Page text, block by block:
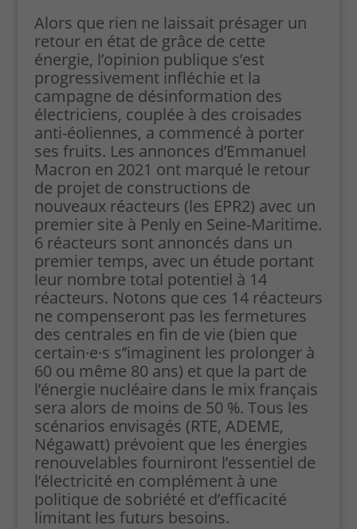
Alors que rien ne laissait présager un
retour en état de grâce de cette
énergie, l’opinion publique s’est
progressivement infléchie et la
campagne de désinformation des
électriciens, couplée à des croisades
anti-éoliennes, a commencé à porter
ses fruits. Les annonces d’Emmanuel
Macron en 2021 ont marqué le retour
de projet de constructions de
nouveaux réacteurs (les EPR2) avec un
premier site à Penly en Seine-Maritime.
6 réacteurs sont annoncés dans un
premier temps, avec un étude portant
leur nombre total potentiel à 14
réacteurs. Notons que ces 14 réacteurs
ne compenseront pas les fermetures
des centrales en fin de vie (bien que
certain·e·s s’’imaginent les prolonger à
60 ou même 80 ans) et que la part de
l’énergie nucléaire dans le mix français
sera alors de moins de 50 %. Tous les
scénarios envisagés (RTE, ADEME,
Négawatt) prévoient que les énergies
renouvelables fourniront l’essentiel de
l’électricité en complément à une
politique de sobriété et d’efficacité
limitant les futurs besoins.